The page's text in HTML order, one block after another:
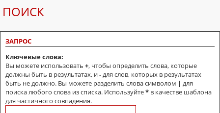
ПОИСК
ЗАПРОС
Ключевые слова:
Вы можете использовать +, чтобы определить слова, которые
должны быть в результатах, и- для слов, которых в результатах
быть не должно. Вы можете разделить слова символом | для
поиска любого слова из списка. Используйте* в качестве шаблона
для частичного совпадения.